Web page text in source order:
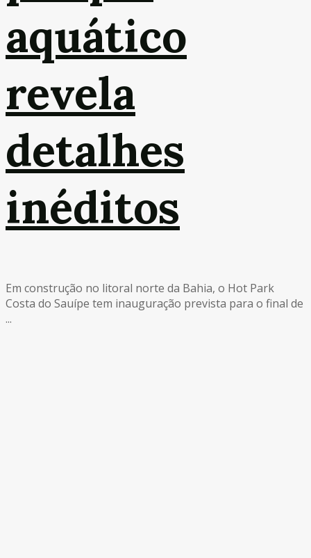
aquático
revela
detalhes
inéditos
Em construção no litoral norte da Bahia, o Hot Park
Costa do Sauípe tem inauguração prevista para o final de
...